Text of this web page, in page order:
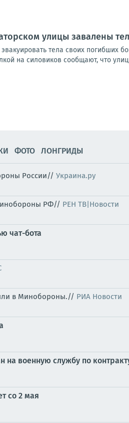
улицы завалены
тела своих погибших
на силовиков сообщают, что
ФОТО ЛОНГРИДЫ
России// Украина.ру
РФ// РЕН ТВ|Новости
чат-бота
в Минобороны.// РИА Новости
на военную службу по
со 2 мая